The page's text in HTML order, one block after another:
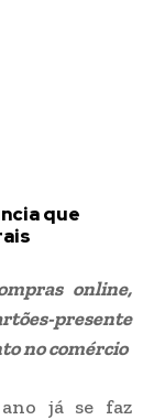
que
online,
presente
no comércio
já se faz